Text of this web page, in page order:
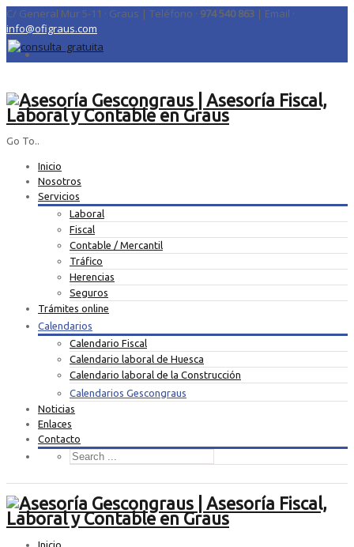
C/ General Mur 5-11 · Graus | Teléfono · 974 540 863 | Email ·
info@ofigraus.com
Go To..
Inicio
Nosotros
Servicios
Laboral
Fiscal
Contable / Mercantil
Tráfico
Herencias
Seguros
Trámites online
Calendarios
Calendario Fiscal
Calendario laboral de Huesca
Calendario laboral de la Construcción
Calendarios Gescongraus
Noticias
Enlaces
Contacto
Inicio